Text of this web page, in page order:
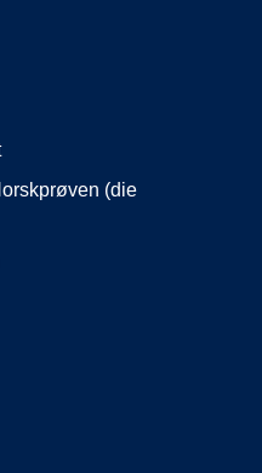
(die